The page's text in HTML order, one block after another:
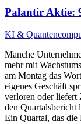
Palantir Aktie:
KI &
Manche
mehr mit
am Montag das
eigenes Geschäft
verloren oder liefert
den Quartalsbericht
Ein Quartal, das